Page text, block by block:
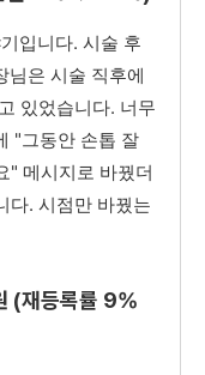
입니다. 시술 후
님은 시술 직후에
있었습니다. 너무
"그동안 손톱 잘
" 메시지로 바꿨더
다. 시점만 바꿨는
(재등록률 9%